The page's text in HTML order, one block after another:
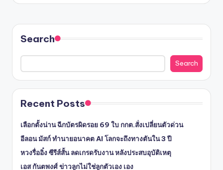
Search
Search
Recent Posts
เลือกตั้งน่าน ฉีกบัตรผิดรอย 69 ใบ กกต.สั่งเปลี่ยนตัวด่วน
อีลอน มัสก์ ทำนายอนาคต AI โลกจะถึงทางตันใน 3 ปี
หวงรื่ออิ๋ง ซีรีส์สั้น ลดเกรดรับงาน หลังประสบอุบัติเหตุ
เอส กันตพงศ์ ข่าวลูกไม่ใช่ลูกตัวเอง เอง